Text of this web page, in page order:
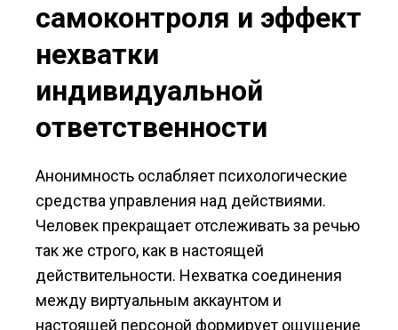
самоконтроля и эффект
нехватки
индивидуальной
ответственности
Анонимность ослабляет психологические
средства управления над действиями.
Человек прекращает отслеживать за речью
так же строго, как в настоящей
действительности. Нехватка соединения
между виртуальным аккаунтом и
настоящей персоной формирует ощущение